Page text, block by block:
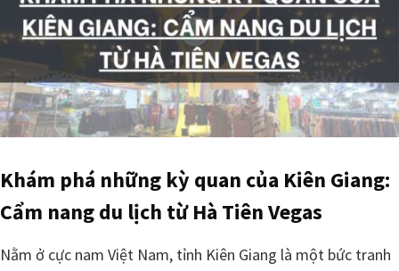
Khám phá những kỳ quan của Kiên Giang:
Cẩm nang du lịch từ Hà Tiên Vegas
Nằm ở cực nam Việt Nam, tỉnh Kiên Giang là một bức tranh